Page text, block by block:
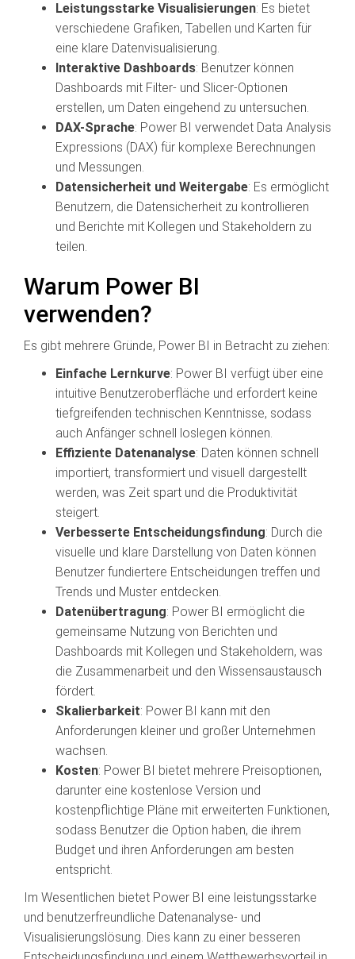
Leistungsstarke Visualisierungen: Es bietet
verschiedene Grafiken, Tabellen und Karten für
eine klare Datenvisualisierung.
Interaktive Dashboards: Benutzer können
Dashboards mit Filter- und Slicer-Optionen
erstellen, um Daten eingehend zu untersuchen.
DAX-Sprache: Power BI verwendet Data Analysis
Expressions (DAX) für komplexe Berechnungen
und Messungen.
Datensicherheit und Weitergabe: Es ermöglicht
Benutzern, die Datensicherheit zu kontrollieren
und Berichte mit Kollegen und Stakeholdern zu
teilen.
Warum Power BI
verwenden?
Es gibt mehrere Gründe, Power BI in Betracht zu ziehen:
Einfache Lernkurve: Power BI verfügt über eine
intuitive Benutzeroberfläche und erfordert keine
tiefgreifenden technischen Kenntnisse, sodass
auch Anfänger schnell loslegen können.
Effiziente Datenanalyse: Daten können schnell
importiert, transformiert und visuell dargestellt
werden, was Zeit spart und die Produktivität
steigert.
Verbesserte Entscheidungsfindung: Durch die
visuelle und klare Darstellung von Daten können
Benutzer fundiertere Entscheidungen treffen und
Trends und Muster entdecken.
Datenübertragung: Power BI ermöglicht die
gemeinsame Nutzung von Berichten und
Dashboards mit Kollegen und Stakeholdern, was
die Zusammenarbeit und den Wissensaustausch
fördert.
Skalierbarkeit: Power BI kann mit den
Anforderungen kleiner und großer Unternehmen
wachsen.
Kosten: Power BI bietet mehrere Preisoptionen,
darunter eine kostenlose Version und
kostenpflichtige Pläne mit erweiterten Funktionen,
sodass Benutzer die Option haben, die ihrem
Budget und ihren Anforderungen am besten
entspricht.
Im Wesentlichen bietet Power BI eine leistungsstarke
und benutzerfreundliche Datenanalyse- und
Visualisierungslösung. Dies kann zu einer besseren